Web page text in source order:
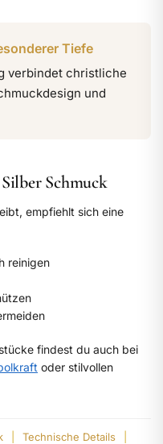
Tiefe
verbindet christliche
und
Schmuck
empfiehlt sich eine
reinigen
findest du auch bei
oder stilvollen
Technische Details